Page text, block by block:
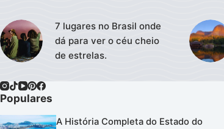
7 lugares no Brasil onde
dá para ver o céu cheio
de estrelas.
Populares
A História Completa do Estado do